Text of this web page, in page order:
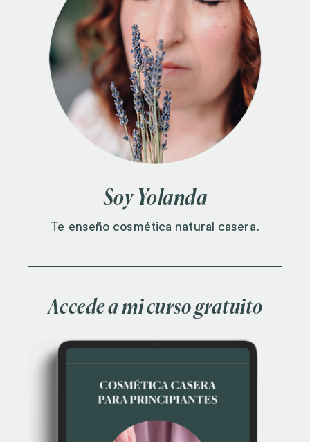
Soy Yolanda
Te enseño cosmética natural casera.
Accede a mi curso gratuito